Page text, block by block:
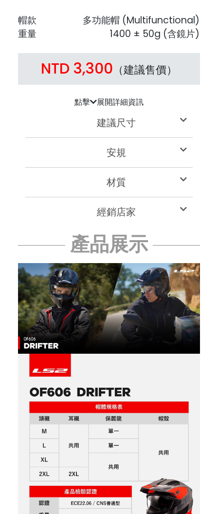
帽款
多功能帽 (Multifunctional)
重量
1400 ± 50g (含鏡片)
NTD 3,300 （建議售價）
點擊 展開詳細資訊
建議尺寸
安規
材質
經銷店家
產品展示